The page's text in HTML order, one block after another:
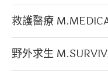
救護醫療
野外求生